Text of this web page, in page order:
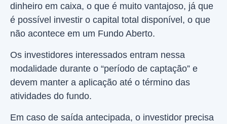
dinheiro em caixa, o que é muito vantajoso, já que
é possível investir o capital total disponível, o que
não acontece em um Fundo Aberto.
Os investidores interessados entram nessa
modalidade durante o “período de captação” e
devem manter a aplicação até o término das
atividades do fundo.
Em caso de saída antecipada, o investidor precisa